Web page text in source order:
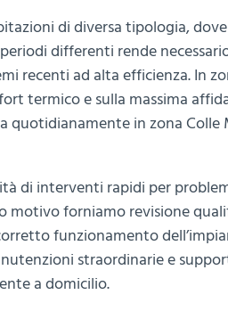
di diversa tipologia,
differenti rende
recenti ad alta efficienza. In
termico e sulla massima
quotidianamente in zona
di interventi rapidi per
motivo forniamo revisione
funzionamento
straordinarie e
a domicilio.